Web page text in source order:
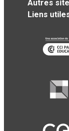
Autres
Liens